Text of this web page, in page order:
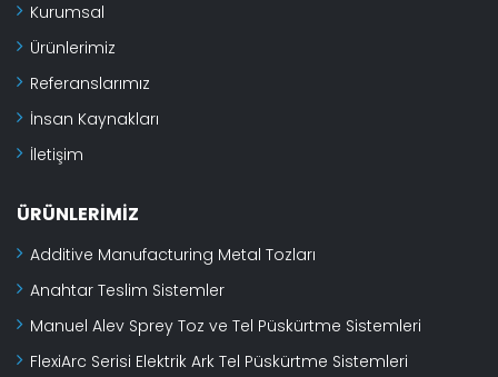
Kurumsal
Ürünlerimiz
Referanslarımız
İnsan Kaynakları
İletişim
ÜRÜNLERIMIZ
Additive Manufacturing Metal Tozları
Anahtar Teslim Sistemler
Manuel Alev Sprey Toz ve Tel Püskürtme Sistemleri
FlexiArc Serisi Elektrik Ark Tel Püskürtme Sistemleri